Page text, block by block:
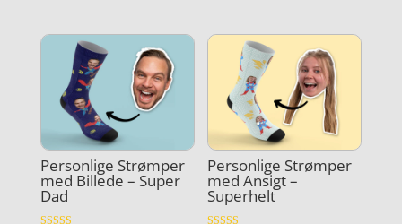
Personlige Strømper
med Billede – Super
Dad
Personlige Strømper
med Ansigt –
Superhelt